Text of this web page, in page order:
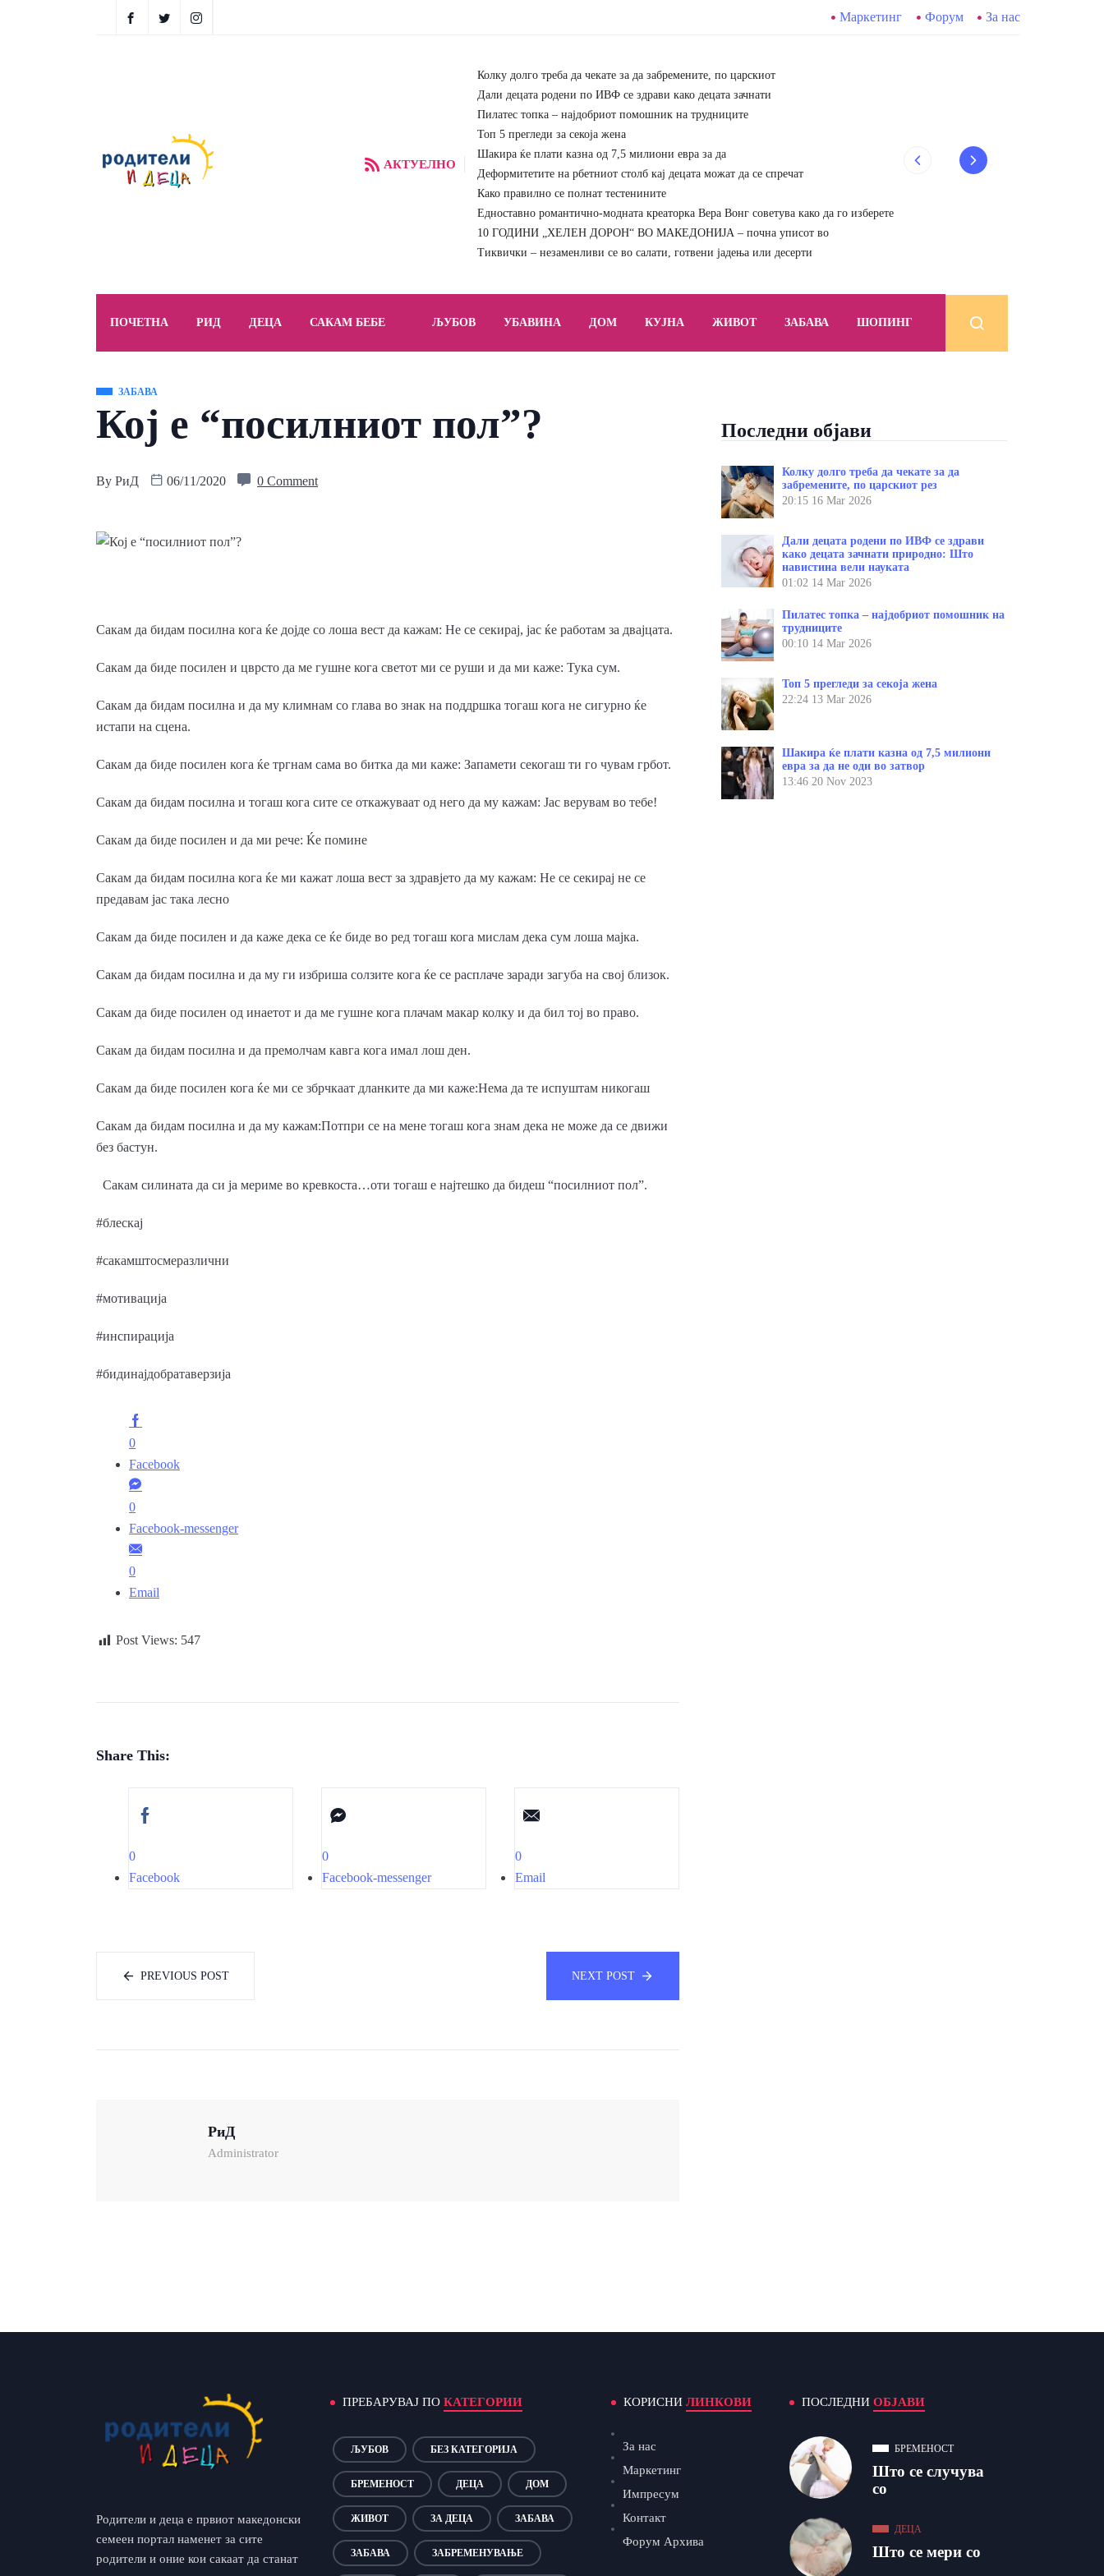
Маркетинг Форум За нас
АКТУЕЛНО
Колку долго треба да чекате за да забремените, по царскиот
Дали децата родени по ИВФ се здрави како децата зачнати
Пилатес топка – најдобриот помошник на трудниците
Топ 5 прегледи за секоја жена
Шакира ќе плати казна од 7,5 милиони евра за да
Деформитетите на рбетниот столб кај децата можат да се спречат
Како правилно се полнат тестенините
Едноставно романтично-модната креаторка Вера Вонг советува како да го изберете
10 ГОДИНИ „ХЕЛЕН ДОРОН“ ВО МАКЕДОНИЈА – почна уписот во
Тиквички – незаменливи се во салати, готвени јадења или десерти
ПОЧЕТНА РИД ДЕЦА САКАМ БЕБЕ ЉУБОВ УБАВИНА ДОМ КУЈНА ЖИВОТ ЗАБАВА ШОПИНГ
ЗАБАВА
Кој е “посилниот пол”?
By РиД 06/11/2020 0 Comment
Сакам да бидам посилна кога ќе дојде со лоша вест да кажам: Не се секирај, јас ќе работам за двајцата.
Сакам да биде посилен и цврсто да ме гушне кога светот ми се руши и да ми каже: Тука сум.
Сакам да бидам посилна и да му климнам со глава во знак на поддршка тогаш кога не сигурно ќе
истапи на сцена.
Сакам да биде посилен кога ќе тргнам сама во битка да ми каже: Запамети секогаш ти го чувам грбот.
Сакам да бидам посилна и тогаш кога сите се откажуваат од него да му кажам: Јас верувам во тебе!
Сакам да биде посилен и да ми рече: Ќе помине
Сакам да бидам посилна кога ќе ми кажат лоша вест за здравјето да му кажам: Не се секирај не се
предавам јас така лесно
Сакам да биде посилен и да каже дека се ќе биде во ред тогаш кога мислам дека сум лоша мајка.
Сакам да бидам посилна и да му ги избриша солзите кога ќе се расплаче заради загуба на свој близок.
Сакам да биде посилен од инаетот и да ме гушне кога плачам макар колку и да бил тој во право.
Сакам да бидам посилна и да премолчам кавга кога имал лош ден.
Сакам да биде посилен кога ќе ми се збрчкаат дланките да ми каже:Нема да те испуштам никогаш
Сакам да бидам посилна и да му кажам:Потпри се на мене тогаш кога знам дека не може да се движи
без бастун.
Сакам силината да си ја мериме во кревкоста…оти тогаш е најтешко да бидеш “посилниот пол”.
#блескај
#сакамштосмеразлични
#мотивација
#инспирација
#бидинајдобратаверзија
0
Facebook
0
Facebook-messenger
0
Email
Post Views: 547
Share This:
0
Facebook
0
Facebook-messenger
0
Email
PREVIOUS POST NEXT POST
РиД
Administrator
Последни објави
Колку долго треба да чекате за да
забремените, по царскиот рез
20:15 16 Mar 2026
Дали децата родени по ИВФ се здрави
како децата зачнати природно: Што
навистина вели науката
01:02 14 Mar 2026
Пилатес топка – најдобриот помошник на
трудниците
00:10 14 Mar 2026
Топ 5 прегледи за секоја жена
22:24 13 Mar 2026
Шакира ќе плати казна од 7,5 милиони
евра за да не оди во затвор
13:46 20 Nov 2023
Родители и деца е првиот македонски
семеен портал наменет за сите
родители и оние кои сакаат да станат
ПРЕБАРУВАЈ ПО КАТЕГОРИИ
ЉУБОВ БЕЗ КАТЕГОРИЈА
БРЕМЕНОСТ ДЕЦА ДОМ
ЖИВОТ ЗА ДЕЦА ЗАБАВА
ЗАБАВА ЗАБРЕМЕНУВАЊЕ
КОРИСНИ ЛИНКОВИ
За нас
Маркетинг
Импресум
Контакт
Форум Архива
ПОСЛЕДНИ ОБЈАВИ
БРЕМЕНОСТ
Што се случува
со
ДЕЦА
Што се мери со